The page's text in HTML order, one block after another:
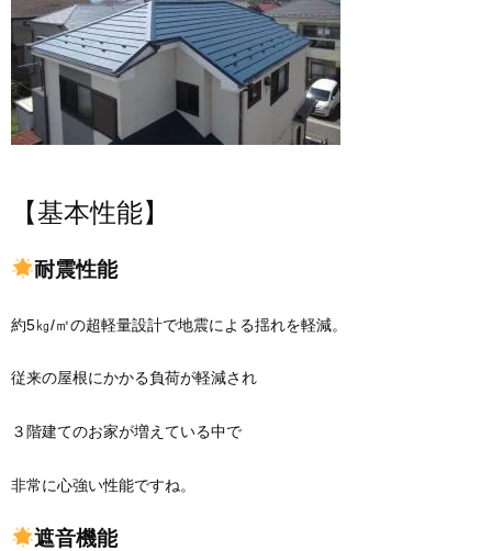
【基本性能】
耐震性能
約5㎏/㎡の超軽量設計で地震による揺れを軽減。
従来の屋根にかかる負荷が軽減され
３階建てのお家が増えている中で
非常に心強い性能ですね。
遮音機能